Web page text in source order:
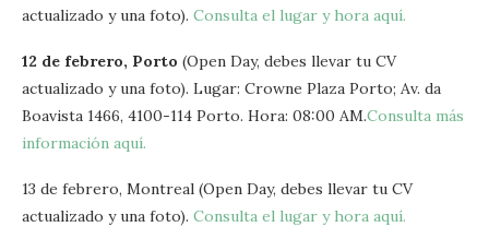
actualizado y una foto). Consulta el lugar y hora aquí.
12 de febrero, Porto (Open Day, debes llevar tu CV
actualizado y una foto). Lugar: Crowne Plaza Porto; Av. da
Boavista 1466, 4100-114 Porto. Hora: 08:00 AM.Consulta más
información aquí.
13 de febrero, Montreal (Open Day, debes llevar tu CV
actualizado y una foto). Consulta el lugar y hora aquí.